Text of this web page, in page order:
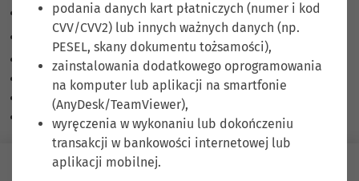
Czytnik ekranu
Tryb czytania
Skalowanie treści 100 %
Czcionka 100%
Wysokość linii 100%
Odstęp liter 100 %
podania danych kart płatniczych (numer i kod
CVV/CVV2) lub innych ważnych danych (np.
PESEL, skany dokumentu tożsamości),
zainstalowania dodatkowego oprogramowania
na komputer lub aplikacji na smartfonie
(AnyDesk/TeamViewer),
wyręczenia w wykonaniu lub dokończeniu
transakcji w bankowości internetowej lub
aplikacji mobilnej.